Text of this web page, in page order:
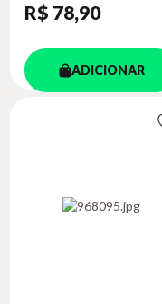
R$ 78,90
ADICIONAR